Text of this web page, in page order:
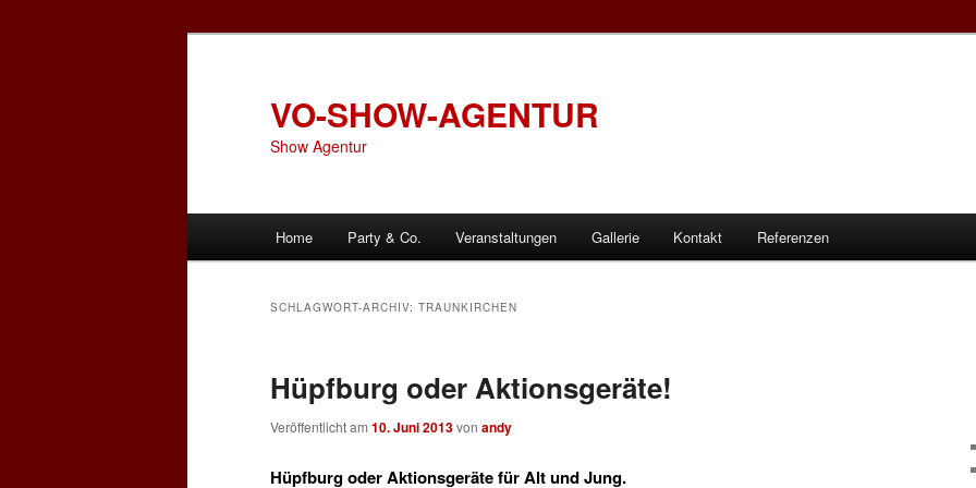
VO-SHOW-AGENTUR
Show Agentur
Home Party & Co. Veranstaltungen Gallerie Kontakt Referenzen
SCHLAGWORT-ARCHIV: TRAUNKIRCHEN
Hüpfburg oder Aktionsgeräte!
Veröffentlicht am 10. Juni 2013von andy
Hüpfburg oder Aktionsgeräte für Alt und Jung.